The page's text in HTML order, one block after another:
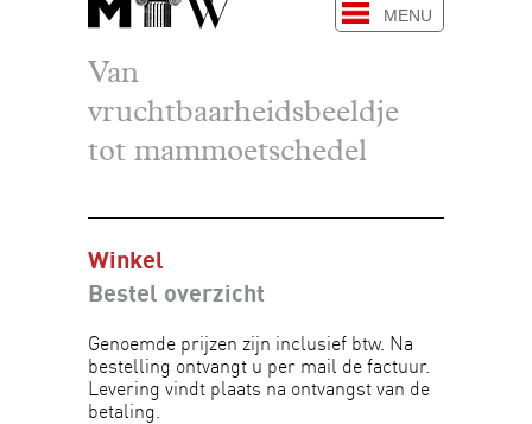
MENU
Van
vruchtbaarheidsbeeldje
tot mammoetschedel
Winkel
Bestel overzicht
Genoemde prijzen zijn inclusief btw. Na
bestelling ontvangt u per mail de factuur.
Levering vindt plaats na ontvangst van de
betaling.